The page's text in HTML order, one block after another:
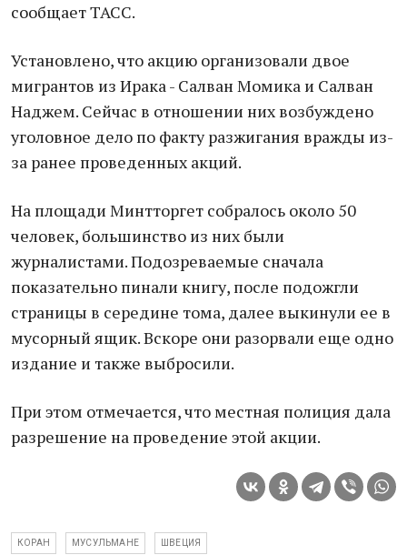
сообщает ТАСС.
Установлено, что акцию организовали двое
мигрантов из Ирака - Салван Момика и Салван
Наджем. Сейчас в отношении них возбуждено
уголовное дело по факту разжигания вражды из-
за ранее проведенных акций.
На площади Минтторгет собралось около 50
человек, большинство из них были
журналистами. Подозреваемые сначала
показательно пинали книгу, после подожгли
страницы в середине тома, далее выкинули ее в
мусорный ящик. Вскоре они разорвали еще одно
издание и также выбросили.
При этом отмечается, что местная полиция дала
разрешение на проведение этой акции.
КОРАН МУСУЛЬМАНЕ ШВЕЦИЯ